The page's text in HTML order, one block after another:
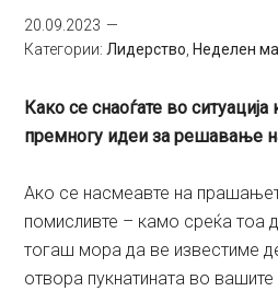
20.09.2023
Категории: Лидерство Неделен
Како се снаоѓате во
премногу идеи за решавање
Ако се насмеавте на
помисливте – камо среќа тоа
тогаш мора да ве известиме
отвора пукнатината во вашите